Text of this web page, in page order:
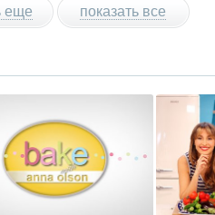
еще показать все